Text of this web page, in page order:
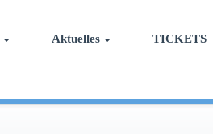
Aktuelles TICKETS